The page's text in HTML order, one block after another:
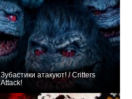
Зубастики атакуют! / Critters
Attack!